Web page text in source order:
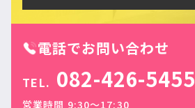
電話でお問い合わせ
TEL. 082-426-5455
営業時間 9:30〜17:30